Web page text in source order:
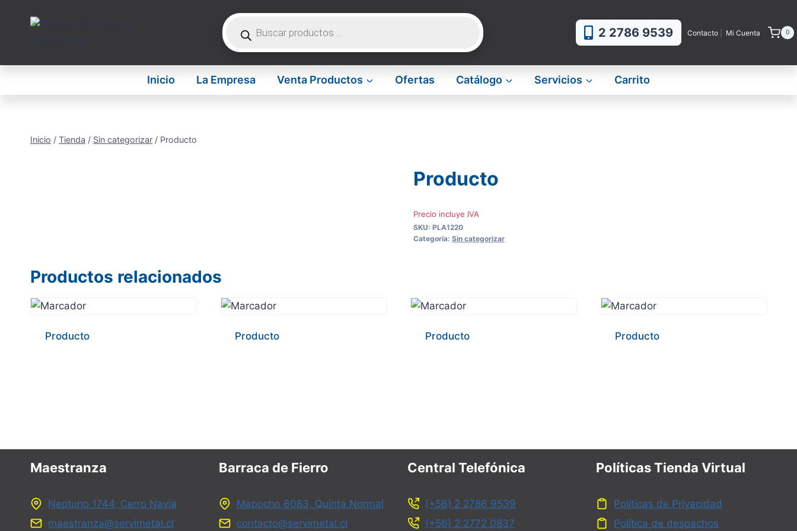
Búsqueda
productos
2 2786 9539 Contacto Mi Cuenta 0
Inicio La Empresa Venta Productos Ofertas Catálogo Servicios Carrito
Inicio / Tienda / Sin categorizar / Producto
Producto
Precio incluye IVA
SKU: PLA1220
Categoría: Sin categorizar
Productos relacionados
Producto Producto Producto Producto
Maestranza
Neptuno 1744, Cerro Navia
maestranza@servimetal.cl
Barraca de Fierro
Mapocho 6083, Quinta Normal
contacto@servimetal.cl
Central Telefónica
(+56) 2 2786 9539
(+56) 2 2772 0837
Políticas Tienda Virtual
Políticas de Privacidad
Política de despachos